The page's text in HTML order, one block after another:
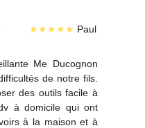
Me Ducognon
de notre fils.
des outils facile à
à domicile qui ont
à la maison et à
★★★★★ Paul